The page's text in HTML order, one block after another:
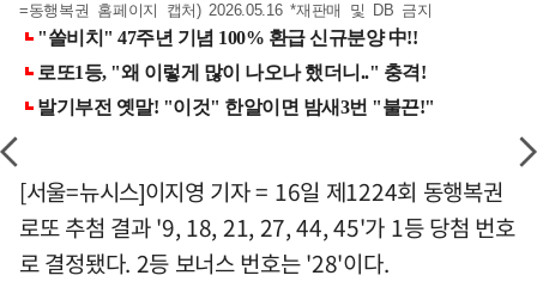
=동행복권 홈페이지 캡처) 2026.05.16 *재판매 및 DB 금지
[서울=뉴시스]이지영 기자 = 16일 제1224회 동행복권
로또 추첨 결과 '9, 18, 21, 27, 44, 45'가 1등 당첨 번호
로 결정됐다. 2등 보너스 번호는 '28'이다.